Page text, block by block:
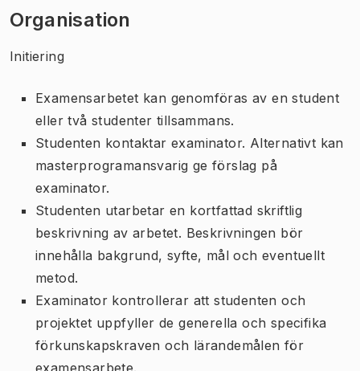
Organisation
Initiering
Examensarbetet kan genomföras av en student
eller två studenter tillsammans.
Studenten kontaktar examinator. Alternativt kan
masterprogramansvarig ge förslag på
examinator.
Studenten utarbetar en kortfattad skriftlig
beskrivning av arbetet. Beskrivningen bör
innehålla bakgrund, syfte, mål och eventuellt
metod.
Examinator kontrollerar att studenten och
projektet uppfyller de generella och specifika
förkunskapskraven och lärandemålen för
examensarbete.